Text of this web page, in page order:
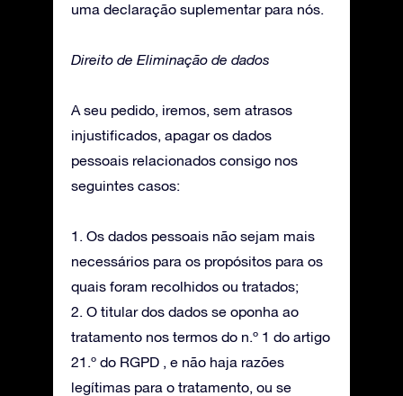
uma declaração suplementar para nós.
Direito de Eliminação de dados
A seu pedido, iremos, sem atrasos
injustificados, apagar os dados
pessoais relacionados consigo nos
seguintes casos:
1. Os dados pessoais não sejam mais
necessários para os propósitos para os
quais foram recolhidos ou tratados;
2. O titular dos dados se oponha ao
tratamento nos termos do n.º 1 do artigo
21.º do RGPD , e não haja razões
legítimas para o tratamento, ou se